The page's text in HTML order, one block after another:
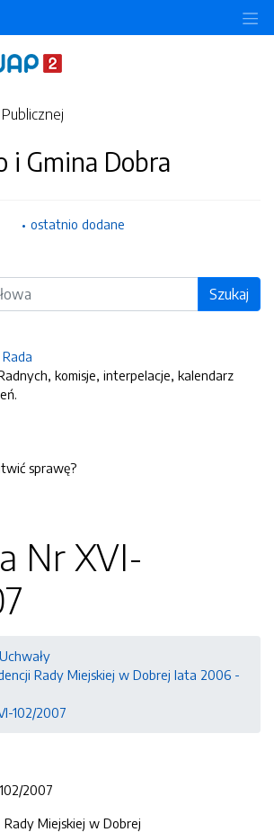
i Gmina Dobra
ostatnio dodane
Szukaj
komisje, interpelacje, kalendarz
sprawę?
Nr XVI-
Uchwały
Rady Miejskiej w Dobrej lata 2006 -
102/2007
2007
Rady Miejskiej w Dobrej